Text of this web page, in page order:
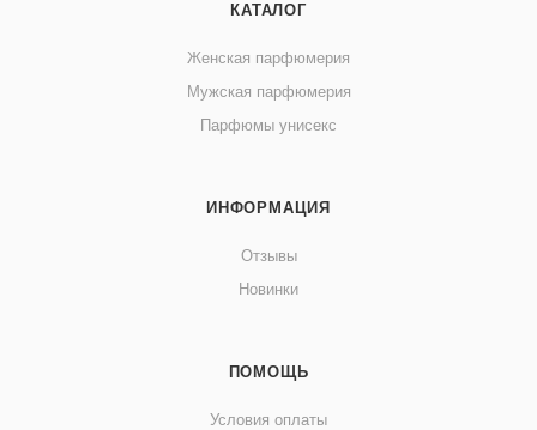
КАТАЛОГ
Женская парфюмерия
Мужская парфюмерия
Парфюмы унисекс
ИНФОРМАЦИЯ
Отзывы
Новинки
ПОМОЩЬ
Условия оплаты